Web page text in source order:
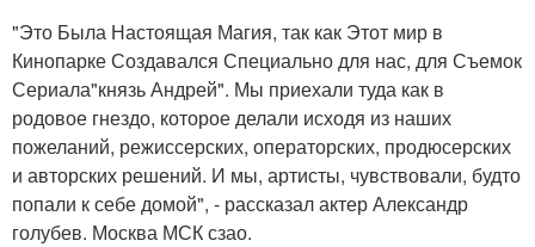
"Это Была Настоящая Магия, так как Этот мир в
Кинопарке Создавался Специально для нас, для Съемок
Сериала"князь Андрей". Мы приехали туда как в
родовое гнездо, которое делали исходя из наших
пожеланий, режиссерских, операторских, продюсерских
и авторских решений. И мы, артисты, чувствовали, будто
попали к себе домой", - рассказал актер Александр
голубев. Москва МСК сзао.